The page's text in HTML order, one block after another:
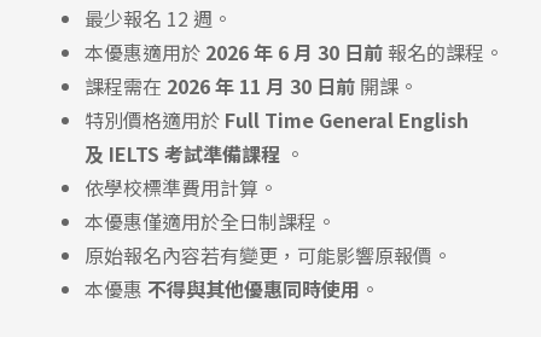
最少報名 12 週。
本優惠適用於 2026 年 6 月 30 日前 報名的課程。
課程需在 2026 年 11 月 30 日前 開課。
特別價格適用於 Full Time General English
及 IELTS 考試準備課程 。
依學校標準費用計算。
本優惠僅適用於全日制課程。
原始報名內容若有變更，可能影響原報價。
本優惠 不得與其他優惠同時使用 。